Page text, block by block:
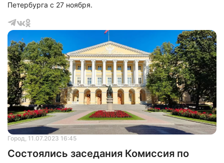
Петербурга с 27 ноября.
Город, 11.07.2023 16:45
Состоялись заседания Комиссия по